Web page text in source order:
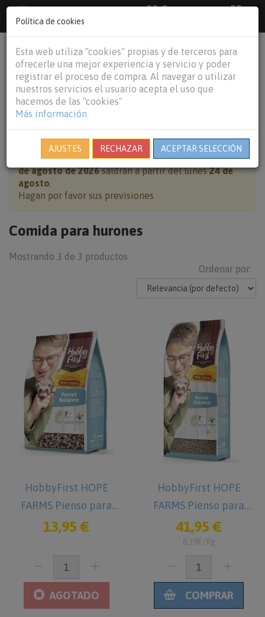
33 €
55
€Baleares y
person shopping_cart
HOME OTROS ANIMALES
Cierre por vacaciones:pedidos realizados del7 al 23
de agosto de 2026saldrán a partir del lunes24 de
agosto.
Hagan por favor sus previsiones
Comida para hurones
Mostrando 3 de 3 productos
Ordenar por:
HobbyFirst HOPE
FARMS Pienso para
Hurones 1,5 kg
13,95 €
AGOTADO
HobbyFirst HOPE
FARMS Pienso para
Hurones 5 kg
41,95 €
8,39€/Kg
COMPRAR
Política de cookies
Esta web utiliza "cookies" propias y de terceros para
ofrecerle una mejor experiencia y servicio y poder
registrar el proceso de compra. Al navegar o utilizar
nuestros servicios el usuario acepta el uso que
hacemos de las "cookies"
Más información
AJUSTES RECHAZAR ACEPTAR SELECCIÓN